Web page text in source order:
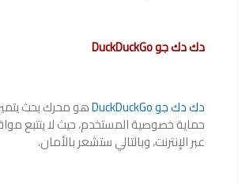
دك دك جو DuckDuckGo
دك دك جو DuckDuckGo هو محرك بحث
حماية خصوصية المستخدم، حيث لا يتتبع
عبر الإنترنت، وبالتالي ستشعر بالأمان.